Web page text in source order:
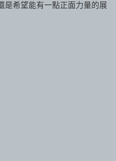
是希望能有一點正面力量的展